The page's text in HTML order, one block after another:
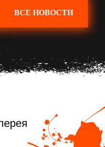
ВСЕ НОВОСТИ